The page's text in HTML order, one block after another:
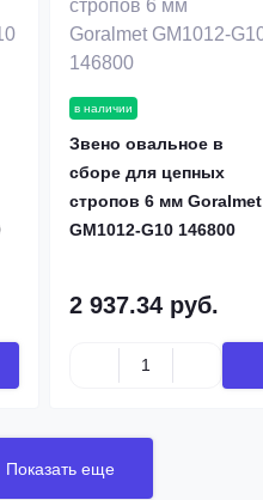
в наличии
Звено овальное в
сборе для цепных
стропов 6 мм Goralmet
GM1012-G10 146800
2 937.34 руб.
Показать еще